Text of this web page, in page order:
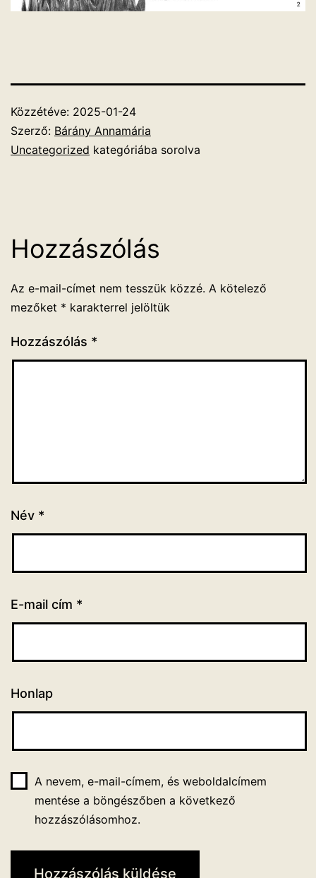
Közzétéve: 2025-01-24
Szerző: Bárány Annamária
Uncategorized kategóriába sorolva
Hozzászólás
Az e-mail-címet nem tesszük közzé. A kötelező
mezőket * karakterrel jelöltük
Hozzászólás *
Név *
E-mail cím *
Honlap
A nevem, e-mail-címem, és weboldalcímem
mentése a böngészőben a következő
hozzászólásomhoz.